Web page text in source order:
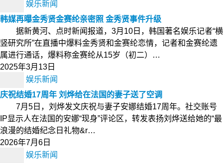
娱乐新闻
韩媒再曝金秀贤金赛纶亲密照 金秀贤事件升级
据新黄河、点时新闻报道，3月10日，韩国著名娱乐记者“横
竖研究所”在直播中爆料金秀贤和金赛纶恋情，记者和金赛纶遗
属进行通话，爆料称金赛纶从15岁（初二）…
2025年3月13日
娱乐新闻
庆祝结婚17周年 刘烨给在法国的妻子送了空调
7月5日，刘烨发文庆祝与妻子安娜结婚17周年。社交账号
IP显示人在法国的安娜“现身”评论区，转发表扬刘烨送给她的“最
浪漫的结婚纪念日礼物&r…
2026年7月6日
娱乐新闻